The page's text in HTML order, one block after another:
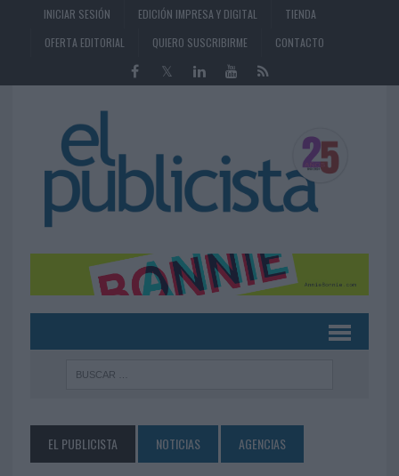
INICIAR SESIÓN EDICIÓN IMPRESA Y DIGITAL
TIENDA
OFERTA EDITORIAL
QUIERO SUSCRIBIRME CONTACTO
EL PUBLICISTA NOTICIAS AGENCIAS